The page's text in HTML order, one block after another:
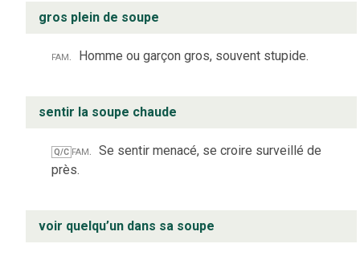
gros plein de soupe
fam. Homme ou garçon gros, souvent stupide.
sentir la soupe chaude
Q/C fam. Se sentir menacé, se croire surveillé de
près.
voir quelqu’un dans sa soupe